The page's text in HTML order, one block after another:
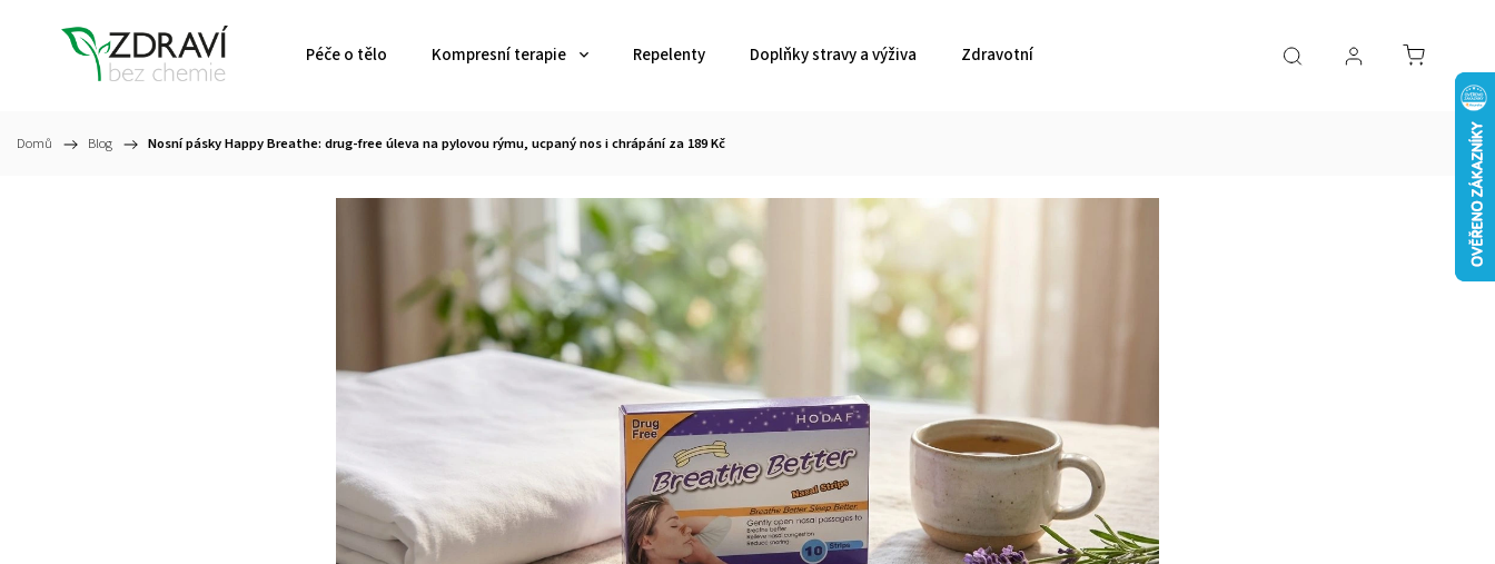
Péče o tělo Kompresní terapie Repelenty Doplňky stravy a výživa Zdravotní pomůcky Značky
Domů / Blog / Nosní pásky Happy Breathe: drug-free úleva na pylovou rýmu, ucpaný nos i chrápání za 189 Kč